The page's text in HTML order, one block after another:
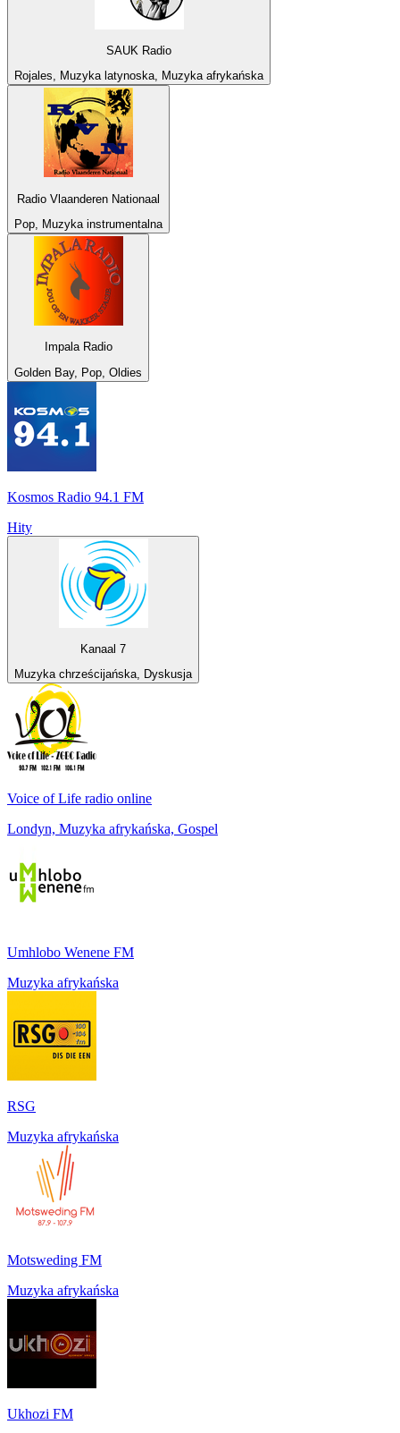
SAUK Radio
Rojales, Muzyka latynoska, Muzyka afrykańska
Radio Vlaanderen Nationaal
Pop, Muzyka instrumentalna
Impala Radio
Golden Bay, Pop, Oldies
Kosmos Radio 94.1 FM
Hity
Kanaal 7
Muzyka chrześcijańska, Dyskusja
Voice of Life radio online
Londyn, Muzyka afrykańska, Gospel
Umhlobo Wenene FM
Muzyka afrykańska
RSG
Muzyka afrykańska
Motsweding FM
Muzyka afrykańska
Ukhozi FM